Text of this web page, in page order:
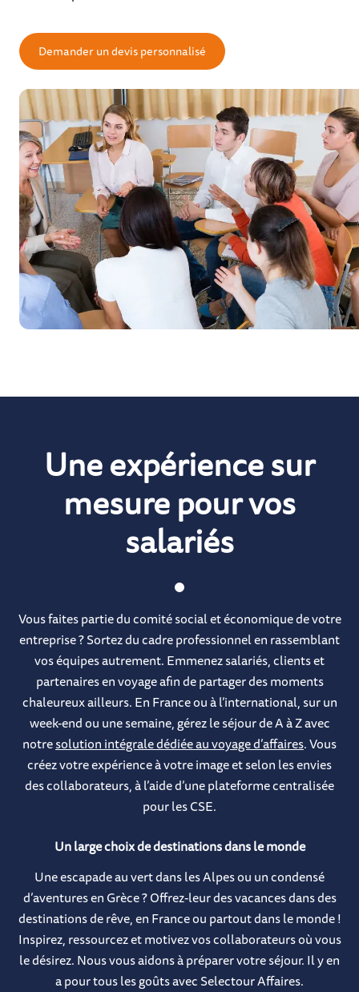
Demander un devis personnalisé
Une expérience sur
mesure pour vos
salariés
Vous faites partie du comité social et économique de votre
entreprise ? Sortez du cadre professionnel en rassemblant
vos équipes autrement. Emmenez salariés, clients et
partenaires en voyage afin de partager des moments
chaleureux ailleurs. En France ou à l’international, sur un
week-end ou une semaine, gérez le séjour de A à Z avec
notresolution intégrale dédiée au voyage d’affaires. Vous
créez votre expérience à votre image et selon les envies
des collaborateurs, à l’aide d’une plateforme centralisée
pour les CSE.
Un large choix de destinations dans le monde
Une escapade au vert dans les Alpes ou un condensé
d’aventures en Grèce ? Offrez-leur des vacances dans des
destinations de rêve, en France ou partout dans le monde !
Inspirez, ressourcez et motivez vos collaborateurs où vous
le désirez. Nous vous aidons à préparer votre séjour. Il y en
a pour tous les goûts avec Selectour Affaires.